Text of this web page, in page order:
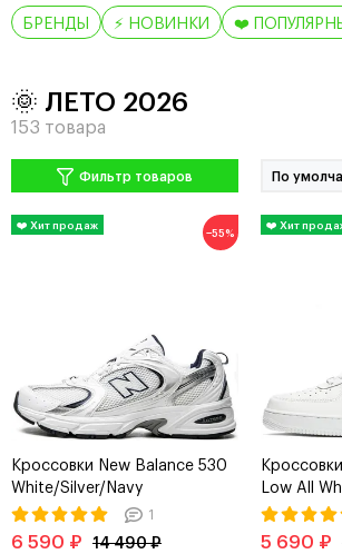
БРЕНДЫ ⚡ НОВИНКИ ❤️
🌞 ЛЕТО 2026
Фильтр товаров
−55%
Кроссовки New Balance 530
White/Silver/Navy
1
6 590 ₽ 14 490 ₽
Low All
5 690 ₽